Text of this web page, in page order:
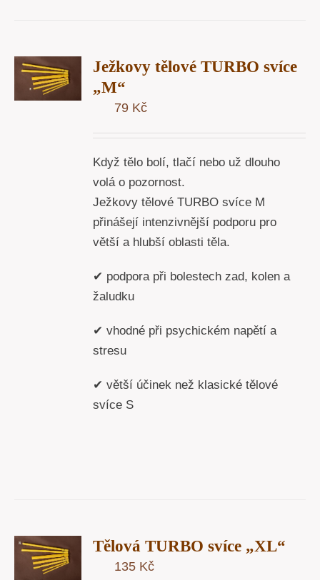
Ježkovy tělové TURBO svíce
„M“
79 Kč
Když tělo bolí, tlačí nebo už dlouho
volá o pozornost.
Ježkovy tělové TURBO svíce M
přinášejí intenzivnější podporu pro
větší a hlubší oblasti těla.
✔ podpora při bolestech zad, kolen a
žaludku
✔ vhodné při psychickém napětí a
stresu
✔ větší účinek než klasické tělové
svíce S
Tělová TURBO svíce „XL“
135 Kč